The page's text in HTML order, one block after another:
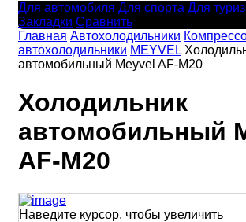
Для автомобиля Для спорта Для
Закладки Сравнить
Главная Автохолодильники
автохолодильники MEYVEL
автомобильный Meyvel AF-M20
Холодильник
автомобильный
AF-M20
Наведите курсор, чтобы увеличить